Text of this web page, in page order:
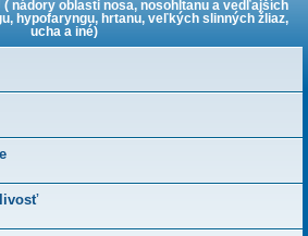
( nádory oblasti nosa, nosohltanu a vedľajších
hypofaryngu, hrtanu, veľkých slinných žliaz,
ucha a iné)